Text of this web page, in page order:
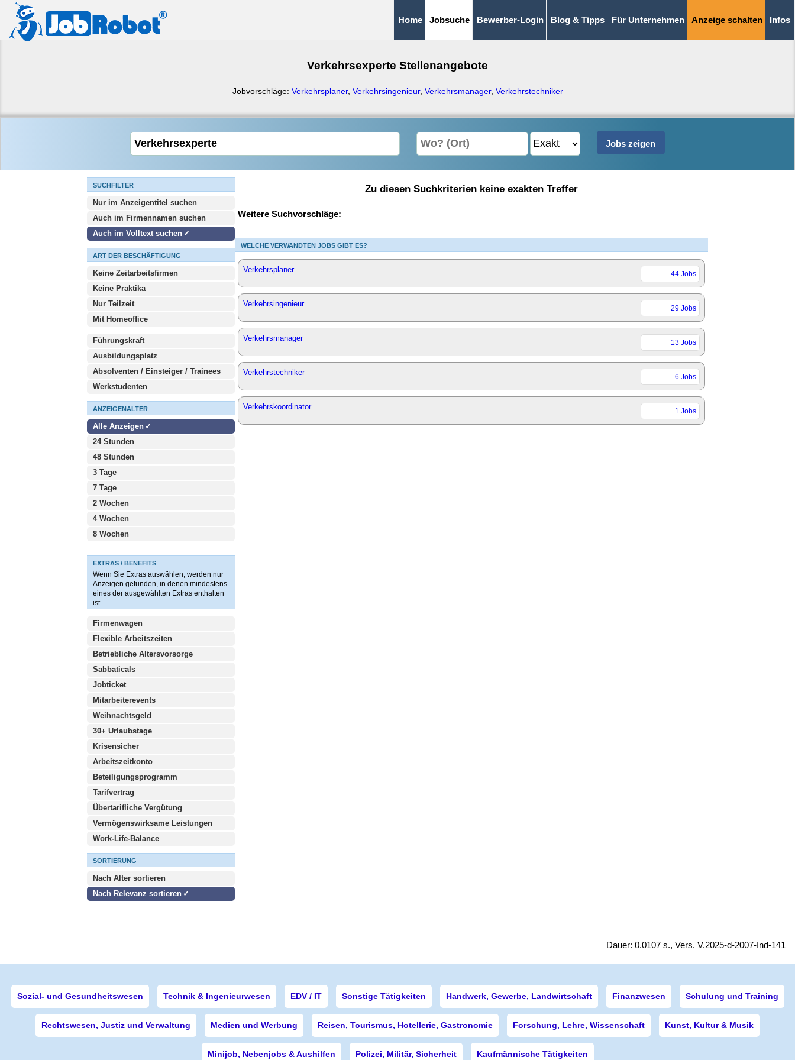
Home Jobsuche Bewerber-Login Blog & Tipps Für Unternehmen Anzeige schalten Infos
Verkehrsexperte Stellenangebote
Jobvorschläge: Verkehrsplaner, Verkehrsingenieur, Verkehrsmanager, Verkehrstechniker
SUCHFILTER
Nur im Anzeigentitel suchen
Auch im Firmennamen suchen
Auch im Volltext suchen
ART DER BESCHÄFTIGUNG
Keine Zeitarbeitsfirmen
Keine Praktika
Nur Teilzeit
Mit Homeoffice
Führungskraft
Ausbildungsplatz
Absolventen / Einsteiger / Trainees
Werkstudenten
ANZEIGENALTER
Alle Anzeigen
24 Stunden
48 Stunden
3 Tage
7 Tage
2 Wochen
4 Wochen
8 Wochen
EXTRAS / BENEFITS
Wenn Sie Extras auswählen, werden nur
Anzeigen gefunden, in denen mindestens
eines der ausgewählten Extras enthalten
ist
Firmenwagen
Flexible Arbeitszeiten
Betriebliche Altersvorsorge
Sabbaticals
Jobticket
Mitarbeiterevents
Weihnachtsgeld
30+ Urlaubstage
Krisensicher
Arbeitszeitkonto
Beteiligungsprogramm
Tarifvertrag
Übertarifliche Vergütung
Vermögenswirksame Leistungen
Work-Life-Balance
SORTIERUNG
Nach Alter sortieren
Nach Relevanz sortieren
Zu diesen Suchkriterien keine exakten Treffer
Weitere Suchvorschläge:
WELCHE VERWANDTEN JOBS GIBT ES?
Verkehrsplaner 44 Jobs
Verkehrsingenieur 29 Jobs
Verkehrsmanager 13 Jobs
Verkehrstechniker 6 Jobs
Verkehrskoordinator 1 Jobs
Dauer: 0.0107 s., Vers. V.2025-d-2007-Ind-141
Sozial- und Gesundheitswesen Technik & Ingenieurwesen EDV / IT Sonstige Tätigkeiten Handwerk, Gewerbe, Landwirtschaft Finanzwesen Schulung und Training
Rechtswesen, Justiz und Verwaltung Medien und Werbung Reisen, Tourismus, Hotellerie, Gastronomie Forschung, Lehre, Wissenschaft Kunst, Kultur & Musik
Minijob, Nebenjobs & Aushilfen Polizei, Militär, Sicherheit Kaufmännische Tätigkeiten